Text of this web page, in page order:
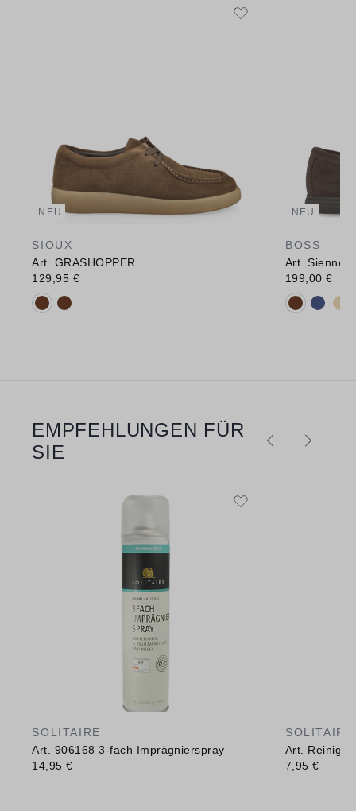
NEU
SIOUX
Art. GRASHOPPER
129,95 €
Verfügbare Farbvarianten:
NEU
BOSS
Art.
199,00 €
Verfügbare
Produktgalerie überspringen
EMPFEHLUNGEN FÜR
SIE
SOLITAIRE
Art. 906168 3-fach Imprägnierspray
14,95 €
SOLITAIRE
Art.
7,95 €